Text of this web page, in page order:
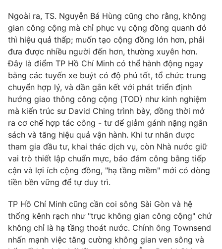
Ngoài ra, TS. Nguyễn Bá Hùng cũng cho rằng, không
gian công cộng mà chỉ phục vụ cộng đồng quanh đó
thì hiệu quả thấp; muốn tạo cộng đồng lớn hơn, phải
đưa được nhiều người đến hơn, thường xuyên hơn.
Đây là điểm TP Hồ Chí Minh có thể hành động ngay
bằng các tuyến xe buýt có độ phủ tốt, tổ chức trung
chuyển hợp lý, và dần gắn kết với phát triển định
hướng giao thông công cộng (TOD) như kinh nghiệm
mà kiến trúc sư David Ching trình bày, đồng thời mở
ra cơ chế hợp tác công - tư để giảm gánh nặng ngân
sách và tăng hiệu quả vận hành. Khi tư nhân được
tham gia đầu tư, khai thác dịch vụ, còn Nhà nước giữ
vai trò thiết lập chuẩn mực, bảo đảm công bằng tiếp
cận và lợi ích cộng đồng, "hạ tầng mềm" mới có dòng
tiền bền vững để tự duy trì.
TP Hồ Chí Minh cũng cần coi sông Sài Gòn và hệ
thống kênh rạch như "trục không gian công cộng" chứ
không chỉ là hạ tầng thoát nước. Chính ông Townsend
nhấn mạnh việc tăng cường không gian ven sông và